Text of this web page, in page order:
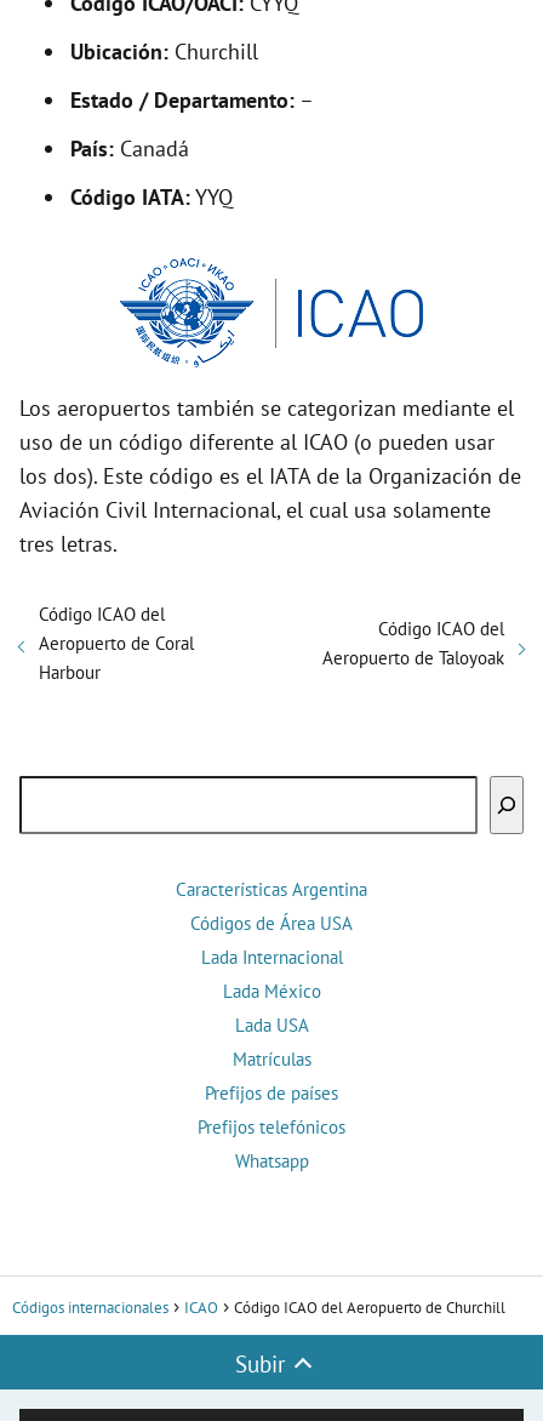
i
Ubicación: Churchill
Estado / Departamento: –
País: Canadá
Código IATA:YYQ
Los aeropuertos también se categorizan mediante el
uso de un código diferente al ICAO (o pueden usar
los dos). Este código es el IATA de la Organización de
Aviación Civil Internacional, el cual usa solamente
tres letras.
Código ICAO del
Aeropuerto de Coral
Harbour
Código ICAO del
Aeropuerto de Taloyoak
Características Argentina
Códigos de Área USA
Lada Internacional
Lada México
Lada USA
Matrículas
Prefijos de países
Prefijos telefónicos
Whatsapp
Códigos internacionales ICAO Código ICAO del Aeropuerto de Churchill
Subir